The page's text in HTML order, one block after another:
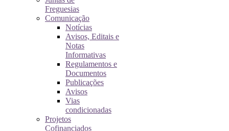
Freguesias
Comunicação
Notícias
Avisos, Editais e
Notas
Informativas
Regulamentos e
Documentos
Publicações
Avisos
Vias
condicionadas
Projetos
Cofinanciados